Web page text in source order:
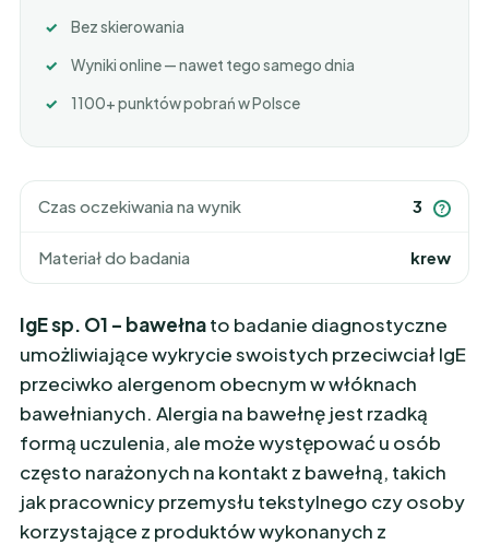
Czas oczekiwania na wynik 3 ?
Materiał do badania krew
IgE sp. O1 – bawełnato badanie diagnostyczne
umożliwiające wykrycie swoistych przeciwciał IgE
przeciwko alergenom obecnym w włóknach
bawełnianych. Alergia na bawełnę jest rzadką
formą uczulenia, ale może występować u osób
często narażonych na kontakt z bawełną, takich
jak pracownicy przemysłu tekstylnego czy osoby
korzystające z produktów wykonanych z
Bez skierowania
Wyniki online — nawet tego samego dnia
1100+ punktów pobrań w Polsce